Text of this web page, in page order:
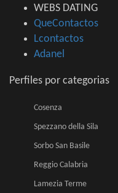
WEBS DATING
QueContactos
Lcontactos
Adanel
Perfiles por categorias
Cosenza
Spezzano della Sila
Sorbo San Basile
Reggio Calabria
Lamezia Terme